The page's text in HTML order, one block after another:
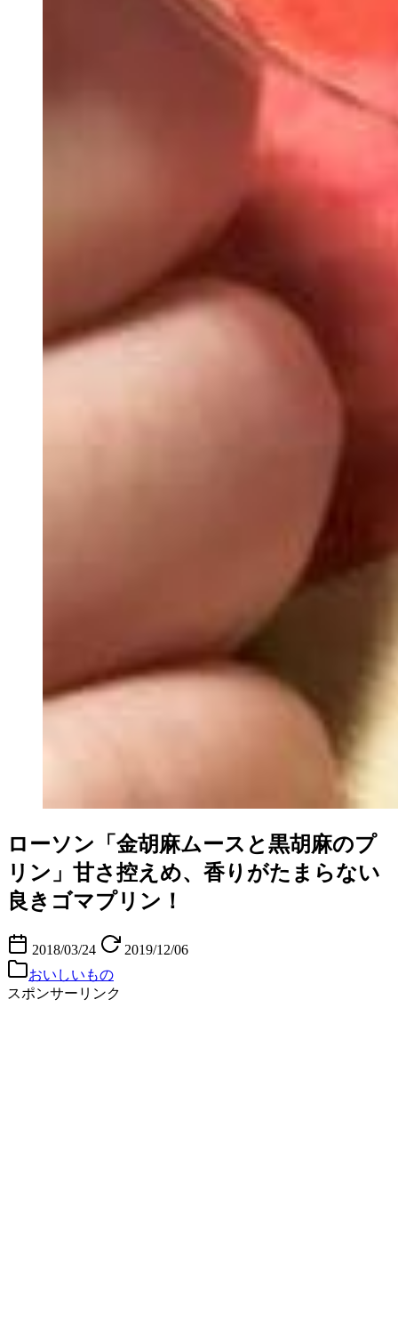
ローソン「金胡麻ムースと黒胡麻のプ
リン」甘さ控えめ、香りがたまらない
良きゴマプリン！
2018/03/24
2019/12/06
おいしいもの
スポンサーリンク